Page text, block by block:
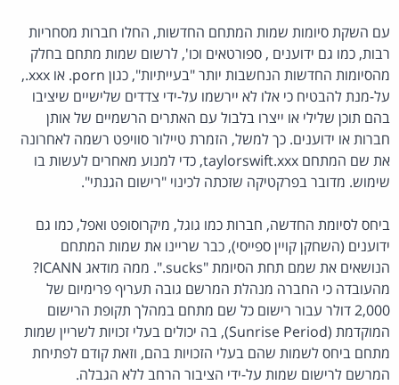
עם השקת סיומות שמות המתחם החדשות, החלו חברות מסחריות
רבות, כמו גם ידוענים , ספורטאים וכו', לרשום שמות מתחם בחלק
מהסיומות החדשות הנחשבות יותר "בעייתיות", כגון porn. או xxx.,
על-מנת להבטיח כי אלו לא יירשמו על-ידי צדדים שלישיים שיציבו
בהם תוכן שלילי או ייצרו בלבול עם האתרים הרשמיים של אותן
חברות או ידוענים. כך למשל, הזמרת טיילור סוויפט רשמה לאחרונה
את שם המתחם taylorswift.xxx, כדי למנוע מאחרים לעשות בו
שימוש. מדובר בפרקטיקה שזכתה לכינוי "רישום הגנתי".
ביחס לסיומת החדשה, חברות כמו גוגל, מיקרוסופט ואפל, כמו גם
ידוענים (השחקן קויין ספייסי), כבר שריינו את שמות המתחם
הנושאים את שמם תחת הסיומת "sucks.". ממה מודאג ICANN?
מהעובדה כי החברה מנהלת המרשם גובה תעריף פרימיום של
2,000 דולר עבור רישום כל שם מתחם במהלך תקופת הרישום
המוקדמת (Sunrise Period), בה יכולים בעלי זכויות לשריין שמות
מתחם ביחס לשמות שהם בעלי הזכויות בהם, וזאת קודם לפתיחת
המרשם לרישום שמות על-ידי הציבור הרחב ללא הגבלה.